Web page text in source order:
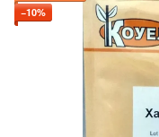
−10%